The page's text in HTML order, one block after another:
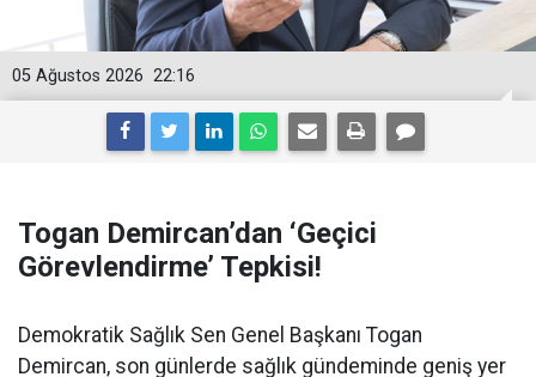
22:16
05 Ağustos 2026
Togan Demircan’dan ‘Geçici
Görevlendirme’ Tepkisi!
Demokratik Sağlık Sen Genel Başkanı Togan
Demircan, son günlerde sağlık gündeminde geniş yer